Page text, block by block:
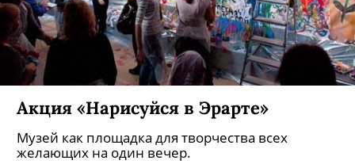
Акция «Нарисуйся в Эрарте»
Музей как площадка для творчества всех
желающих на один вечер.